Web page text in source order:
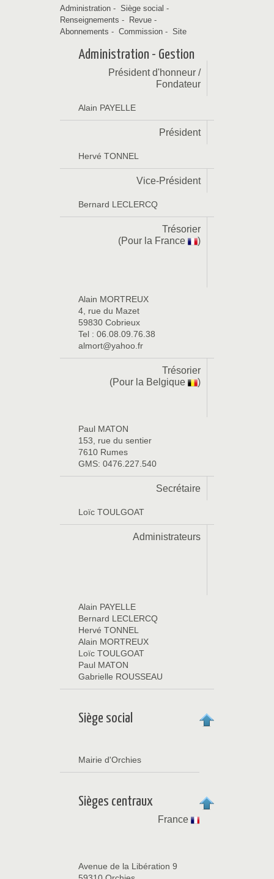
Administration - Siège social -
Renseignements - Revue -
Abonnements - Commission - Site
Administration - Gestion
Président d'honneur /
Fondateur
Alain PAYELLE
Président
Hervé TONNEL
Vice-Président
Bernard LECLERCQ
Trésorier
(Pour la France
)
Alain MORTREUX
4, rue du Mazet
59830 Cobrieux
Tel : 06.08.09.76.38
almort@yahoo.fr
Trésorier
(Pour la Belgique
)
Paul MATON
153, rue du sentier
7610 Rumes
GMS: 0476.227.540
Secrétaire
Loïc TOULGOAT
Administrateurs
Alain PAYELLE
Bernard LECLERCQ
Hervé TONNEL
Alain MORTREUX
Loïc TOULGOAT
Paul MATON
Gabrielle ROUSSEAU
Siège social
Mairie d'Orchies
Sièges centraux
France
Avenue de la Libération 9